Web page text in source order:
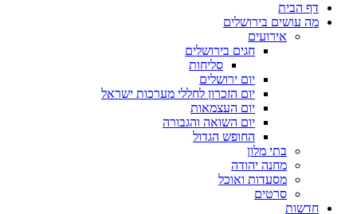
דף הבית
מה עושים בירושלים
אירועים
חגים בירושלים
סליחות
יום ירושלים
יום הזכרון לחללי מערכות ישראל
יום העצמאות
יום השואה והגבורה
החופש הגדול
בתי מלון
מחנה יהודה
מסעדות ואוכל
סרטים
חדשות